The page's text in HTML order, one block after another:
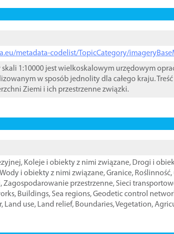
metadata-codelist/TopicCategory/
1:10000 jest wielkoskalowym urzędowym
w sposób jednolity dla całego kraju.
Ziemi i ich przestrzenne związki.
, Koleje i obiekty z nimi związane, Drogi i
Wody i obiekty z nimi związane,Granice,
,Zagospodarowanie przestrzenne, Sieci
, Buildings, Sea regions,Geodetic control
, Land use, Land relief, Boundaries,Vegetation,